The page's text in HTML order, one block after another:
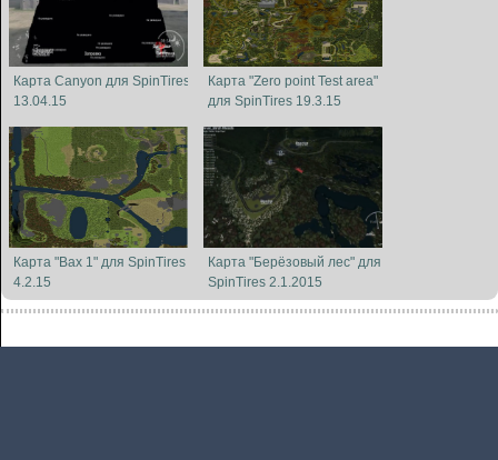
Карта Canyon для SpinTires
13.04.15
Карта "Zero point Test area"
для SpinTires 19.3.15
Карта "Bax 1" для SpinTires
4.2.15
Карта "Берёзовый лес" для
SpinTires 2.1.2015